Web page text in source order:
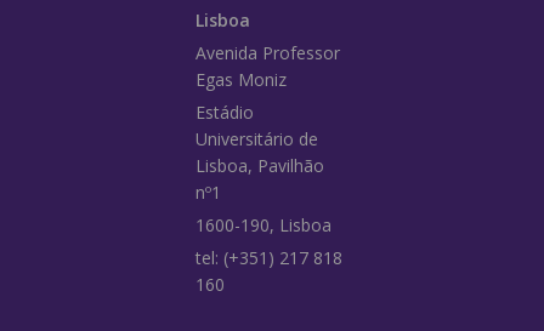
Lisboa
Avenida Professor
Egas Moniz
Estádio
Universitário de
Lisboa, Pavilhão
nº1
1600-190, Lisboa
tel: (+351) 217 818
160